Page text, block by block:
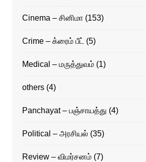
Cinema – சினிமா(153)
Crime – க்ரைம் பீட் (5)
Medical – மருத்துவம்(1)
others(4)
Panchayat – பஞ்சாயத்து (4)
Political – அரசியல் (35)
Review – விமர்சனம்(7)